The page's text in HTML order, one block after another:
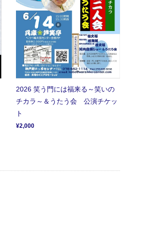
2026 笑う門には福来る～笑いの
チカラ～＆うたう会 公演チケッ
ト
¥2,000